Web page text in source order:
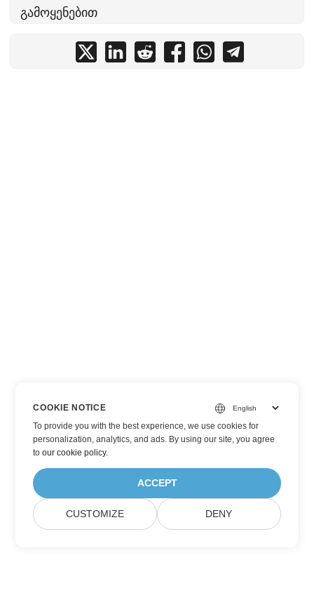
გამოყენებით
COOKIE NOTICE
To provide you with the best experience, we use cookies for
personalization, analytics, and ads. By using our site, you agree
toour cookie policy.
ACCEPT
CUSTOMIZE DENY